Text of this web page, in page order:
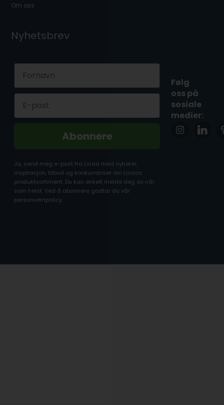
Om oss
Nyhetsbrev
Abonnere
Ja, send meg e-post fra Linaa med nyheter,
inspirasjon, tilbud og konkurranser om Linaas
produktsortiment. Du kan enkelt melde deg av når
som helst. Ved å abonnere godtar du vår
personvernpolicy.
Følg
oss på
sosiale
medier: